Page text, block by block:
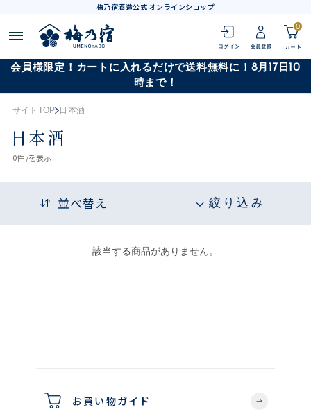
梅乃宿酒造公式 オンラインショップ
0
会員様限定！カートに入れるだけで送料無料に！8月17日10
時まで！
サイトTOP 日本酒
日本酒
0件 /を表示
並べ替え 絞り込み
該当する商品がありません。
お買い物ガイド